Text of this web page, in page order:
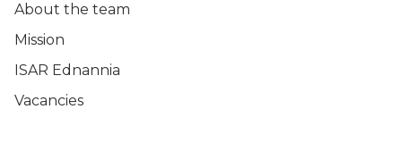
About the team
Mission
ISAR Ednannia
Vacancies